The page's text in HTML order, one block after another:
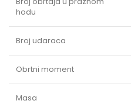
hodu
Broj udaraca
Obrtni moment
Masa